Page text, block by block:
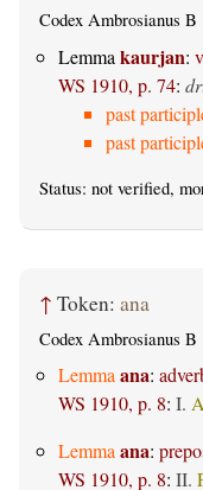
Codex Ambrosianus B
Lemma kaurjan:
WS 1910, p. 74:
past
past
Status: not verified,
↑ Token: ana
Codex Ambrosianus B
Lemma ana:
WS 1910, p. 8: I.
Lemma ana:
WS 1910, p. 8: II.